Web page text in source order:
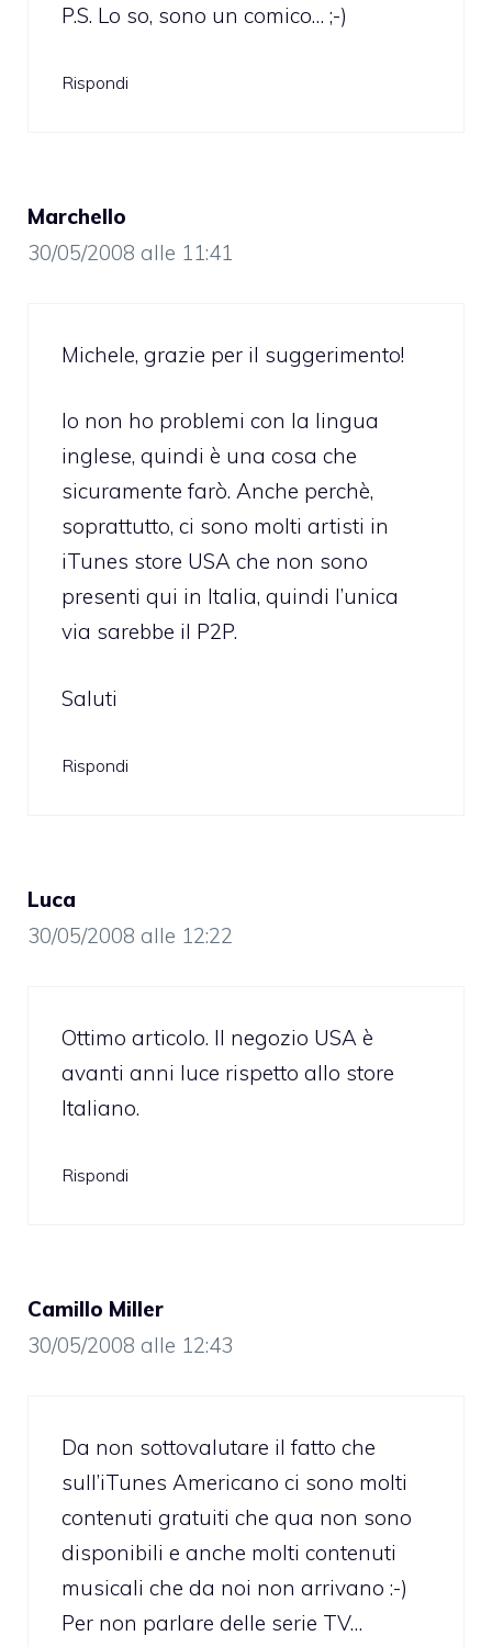
P.S. Lo so, sono un comico… ;-)
Rispondi
Marchello
30/05/2008 alle 11:41
Michele, grazie per il suggerimento!
Io non ho problemi con la lingua
inglese, quindi è una cosa che
sicuramente farò. Anche perchè,
soprattutto, ci sono molti artisti in
iTunes store USA che non sono
presenti qui in Italia, quindi l’unica
via sarebbe il P2P.
Saluti
Rispondi
Luca
30/05/2008 alle 12:22
Ottimo articolo. Il negozio USA è
avanti anni luce rispetto allo store
Italiano.
Rispondi
Camillo Miller
30/05/2008 alle 12:43
Da non sottovalutare il fatto che
sull’iTunes Americano ci sono molti
contenuti gratuiti che qua non sono
disponibili e anche molti contenuti
musicali che da noi non arrivano :-)
Per non parlare delle serie TV…